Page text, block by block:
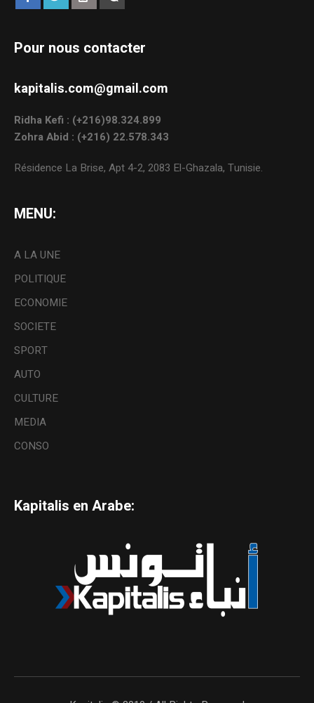
Pour nous contacter
kapitalis.com@gmail.com
Ridha Kefi : (+216)98.324.899
Zohra Abid : (+216) 22.578.343
Résidence La Brise, Apt 4-2, 2083 El-Ghazala, Tunisie.
MENU:
A LA UNE
POLITIQUE
ECONOMIE
SOCIETE
SPORT
AUTO
CULTURE
MEDIA
CONSO
Kapitalis en Arabe: